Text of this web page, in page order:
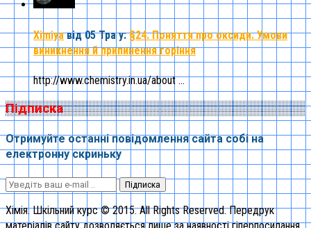
Ximiya від 05 Трау:§24. Поняття про оксиди. Умови
виникнення й припинення горіння
http://www.chemistry.in.ua/about ...
Підписка
Отримуйте останні повідомлення сайта собі на
електронну скриньку
Підписка
Хімія. Шкільний курс © 2015. All Rights Reserved. Передрук